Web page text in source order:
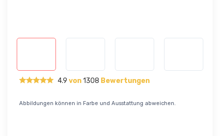
4.9 von1308 Bewertungen
Abbildungen können in Farbe und Ausstattung abweichen.